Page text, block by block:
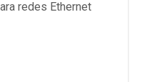
redes Ethernet